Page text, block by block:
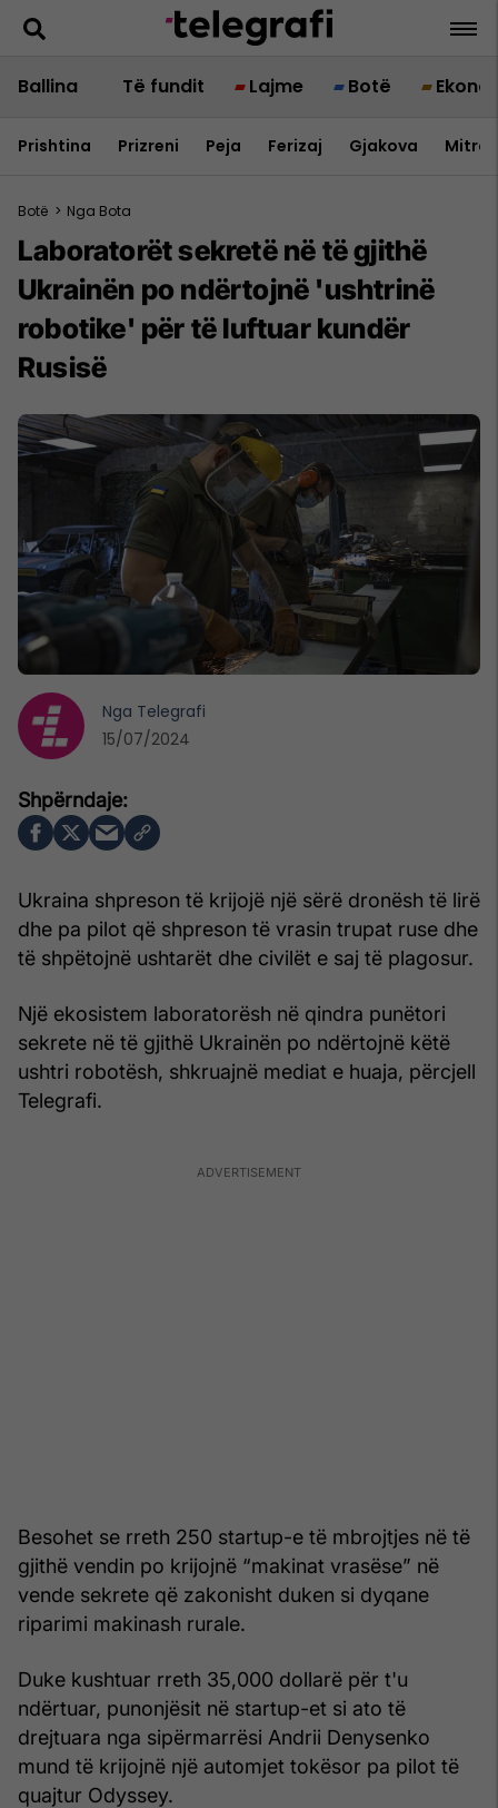
Ballina Të fundit Lajme Botë
Prishtina Prizreni Peja Ferizaj Gjakova
Botë > Nga Bota
Laboratorët sekretë në të gjithë
Ukrainën po ndërtojnë 'ushtrinë
robotike' për të luftuar kundër
Rusisë
Ukraina shpreson të krijojë një sërë dronësh të lirë
dhe pa pilot që shpreson të vrasin trupat ruse dhe
të shpëtojnë ushtarët dhe civilët e saj të plagosur.
Një ekosistem laboratorësh në qindra punëtori
sekrete në të gjithë Ukrainën po ndërtojnë këtë
ushtri robotësh, shkruajnë mediat e huaja, përcjell
Telegrafi.
Besohet se rreth 250 startup-e të mbrojtjes në të
gjithë vendin po krijojnë “makinat vrasëse” në
vende sekrete që zakonisht duken si dyqane
riparimi makinash rurale.
Duke kushtuar rreth 35,000 dollarë për t'u
ndërtuar, punonjësit në startup-et si ato të
drejtuara nga sipërmarrësi Andrii Denysenko
mund të krijojnë një automjet tokësor pa pilot të
quajtur Odyssey.
Nga Telegrafi
15/07/2024